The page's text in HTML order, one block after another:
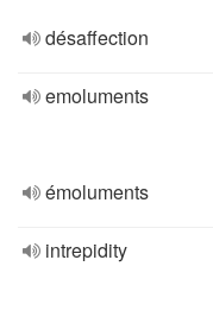
désaffection
emoluments
émoluments
intrepidity